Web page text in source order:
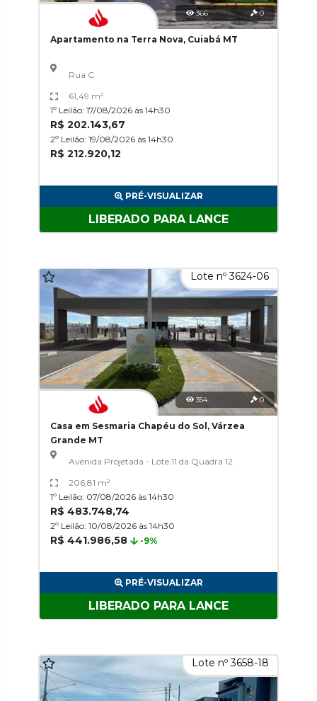
366 0
Apartamento na Terra Nova, Cuiabá MT
Rua C
61,49 m²
1º Leilão: 17/08/2026 às 14h30
R$ 202.143,67
2º Leilão: 19/08/2026 às 14h30
R$ 212.920,12
PRÉ-VISUALIZAR
LIBERADO PARA LANCE
Lote nº 3624-06
354 0
Casa em Sesmaria Chapéu do Sol, Várzea
Grande MT
Avenida Projetada - Lote 11 da Quadra 12
206,81 m²
1º Leilão: 07/08/2026 às 14h30
R$ 483.748,74
2º Leilão: 10/08/2026 às 14h30
R$ 441.986,58 -9%
PRÉ-VISUALIZAR
LIBERADO PARA LANCE
Lote nº 3658-18